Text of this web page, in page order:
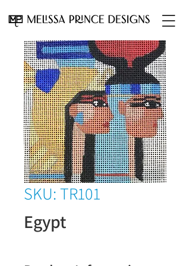
SKU: TR101
Egypt